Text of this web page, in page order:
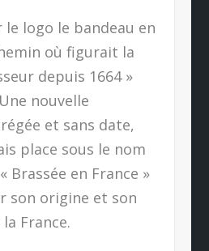
le logo le bandeau en
où figurait la
depuis 1664 »
nouvelle
et sans date,
place sous le nom
Brassée en France »
son origine et son
France.